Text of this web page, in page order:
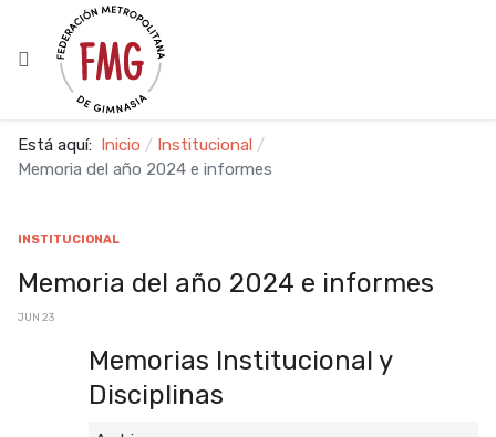
Está aquí: Inicio
Institucional
Memoria del año 2024 e informes
INSTITUCIONAL
Memoria del año 2024 e informes
JUN 23
Memorias Institucional y
Disciplinas